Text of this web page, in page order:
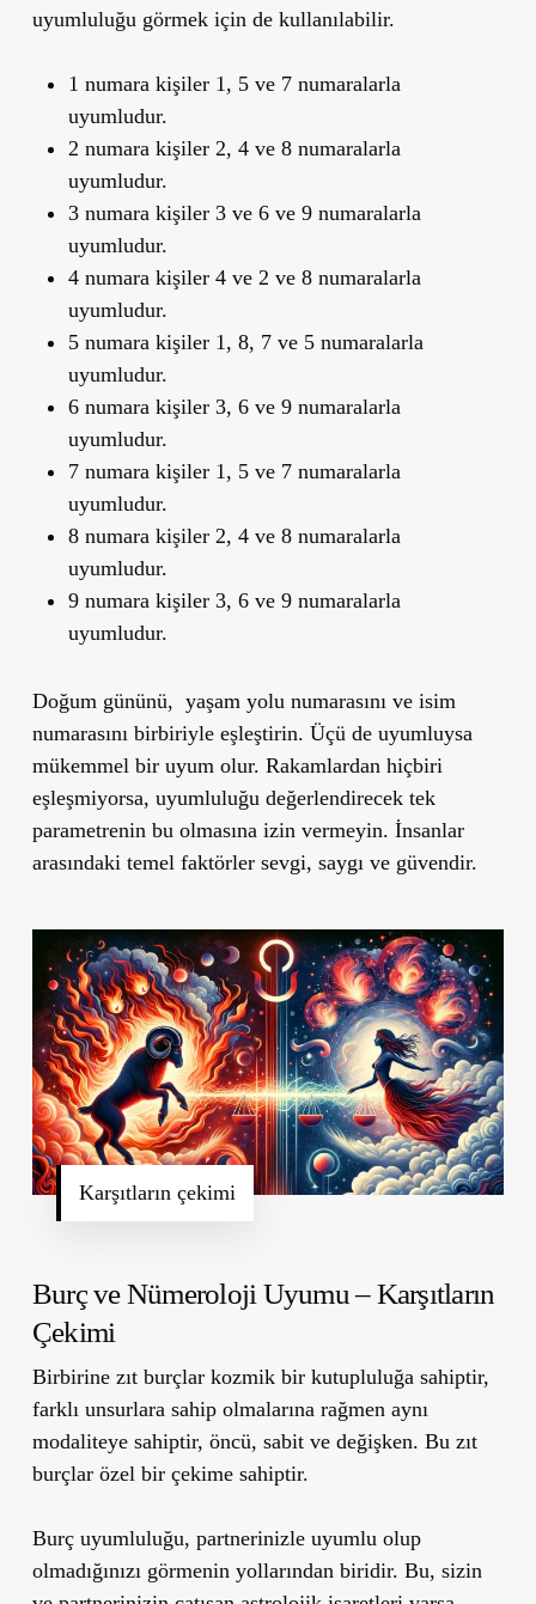
uyumluluğu görmek için de kullanılabilir.
1 numara kişiler 1, 5 ve 7 numaralarla
uyumludur.
2 numara kişiler 2, 4 ve 8 numaralarla
uyumludur.
3 numara kişiler 3 ve 6 ve 9 numaralarla
uyumludur.
4 numara kişiler 4 ve 2 ve 8 numaralarla
uyumludur.
5 numara kişiler 1, 8, 7 ve 5 numaralarla
uyumludur.
6 numara kişiler 3, 6 ve 9 numaralarla
uyumludur.
7 numara kişiler 1, 5 ve 7 numaralarla
uyumludur.
8 numara kişiler 2, 4 ve 8 numaralarla
uyumludur.
9 numara kişiler 3, 6 ve 9 numaralarla
uyumludur.
Doğum gününü, yaşam yolu numarasını ve isim
numarasını birbiriyle eşleştirin. Üçü de uyumluysa
mükemmel bir uyum olur. Rakamlardan hiçbiri
eşleşmiyorsa, uyumluluğu değerlendirecek tek
parametrenin bu olmasına izin vermeyin. İnsanlar
arasındaki temel faktörler sevgi, saygı ve güvendir.
Karşıtların çekimi
Burç ve Nümeroloji Uyumu – Karşıtların
Çekimi
Birbirine zıt burçlar kozmik bir kutupluluğa sahiptir,
farklı unsurlara sahip olmalarına rağmen aynı
modaliteye sahiptir, öncü, sabit ve değişken. Bu zıt
burçlar özel bir çekime sahiptir.
Burç uyumluluğu, partnerinizle uyumlu olup
olmadığınızı görmenin yollarından biridir. Bu, sizin